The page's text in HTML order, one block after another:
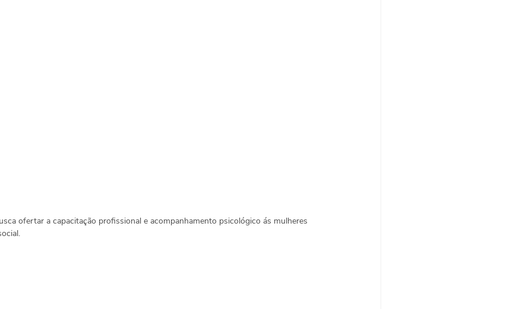
ofertar a capacitação profissional e acompanhamento psicológico ás mulheres